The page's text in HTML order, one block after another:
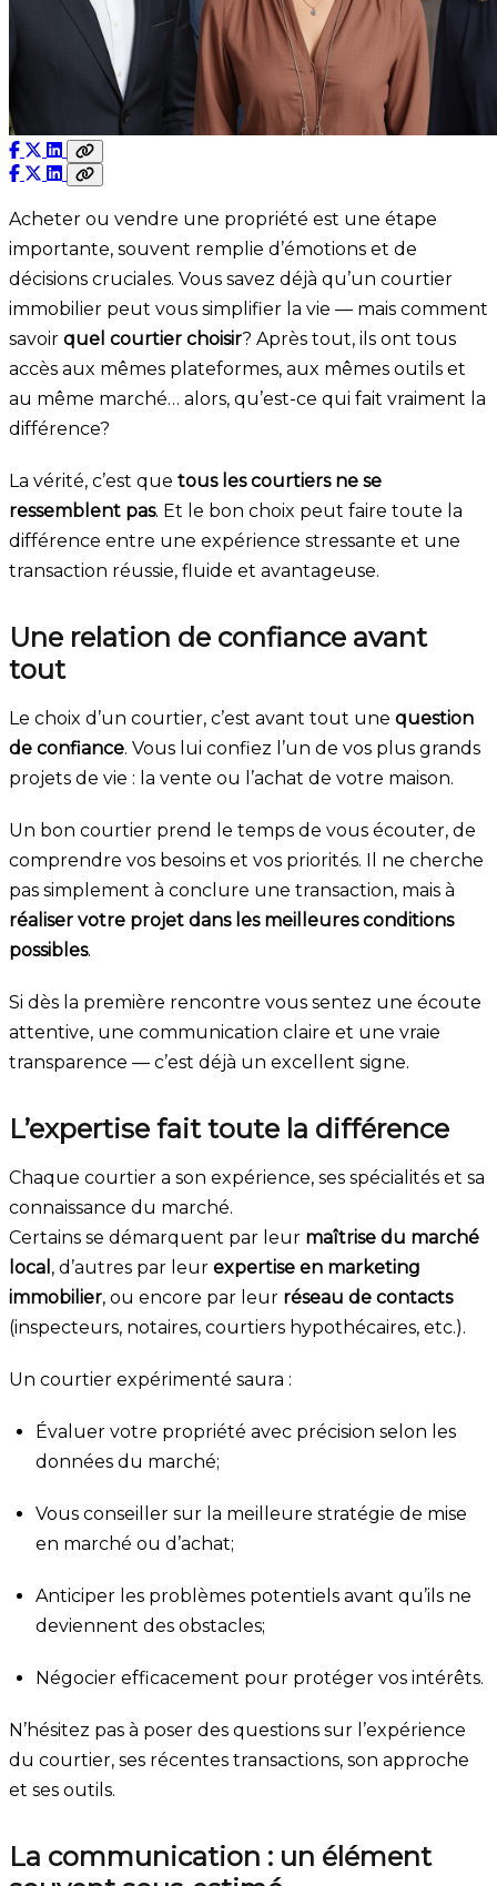
Acheter ou vendre une propriété est une étape
importante, souvent remplie d’émotions et de
décisions cruciales. Vous savez déjà qu’un courtier
immobilier peut vous simplifier la vie — mais comment
savoir quel courtier choisir? Après tout, ils ont tous
accès aux mêmes plateformes, aux mêmes outils et
au même marché… alors, qu’est-ce qui fait vraiment la
différence?
La vérité, c’est que tous les courtiers ne se
ressemblent pas. Et le bon choix peut faire toute la
différence entre une expérience stressante et une
transaction réussie, fluide et avantageuse.
Une relation de confiance avant
tout
Le choix d’un courtier, c’est avant tout une question
de confiance. Vous lui confiez l’un de vos plus grands
projets de vie : la vente ou l’achat de votre maison.
Un bon courtier prend le temps de vous écouter, de
comprendre vos besoins et vos priorités. Il ne cherche
pas simplement à conclure une transaction, mais à
réaliser votre projet dans les meilleures conditions
possibles.
Si dès la première rencontre vous sentez une écoute
attentive, une communication claire et une vraie
transparence — c’est déjà un excellent signe.
L’expertise fait toute la différence
Chaque courtier a son expérience, ses spécialités et sa
connaissance du marché.
Certains se démarquent par leur maîtrise du marché
local , d’autres par leur expertise en marketing
immobilier, ou encore par leur réseau de contacts
(inspecteurs, notaires, courtiers hypothécaires, etc.).
Un courtier expérimenté saura :
Évaluer votre propriété avec précision selon les
données du marché;
Vous conseiller sur la meilleure stratégie de mise
en marché ou d’achat;
Anticiper les problèmes potentiels avant qu’ils ne
deviennent des obstacles;
Négocier efficacement pour protéger vos intérêts.
N’hésitez pas à poser des questions sur l’expérience
du courtier, ses récentes transactions, son approche
et ses outils.
La communication : un élément